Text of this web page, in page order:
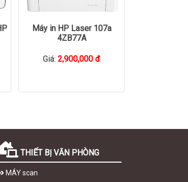
Máy in HP Laser 107a
4ZB77A
Giá: 2,900,000 đ
THIẾT BỊ VĂN PHÒNG
MÁY scan